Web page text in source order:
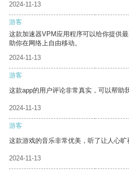
2024-11-13
游客
这款加速器VPM应用程序可以给你提供
助你在网络上自由移动。
2024-11-13
游客
这款app的用户评论非常真实，可以帮助
2024-11-13
游客
这款游戏的音乐非常优美，听了让人心旷
2024-11-13